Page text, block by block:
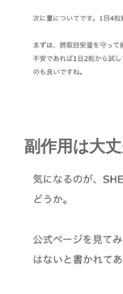
副作用は大丈